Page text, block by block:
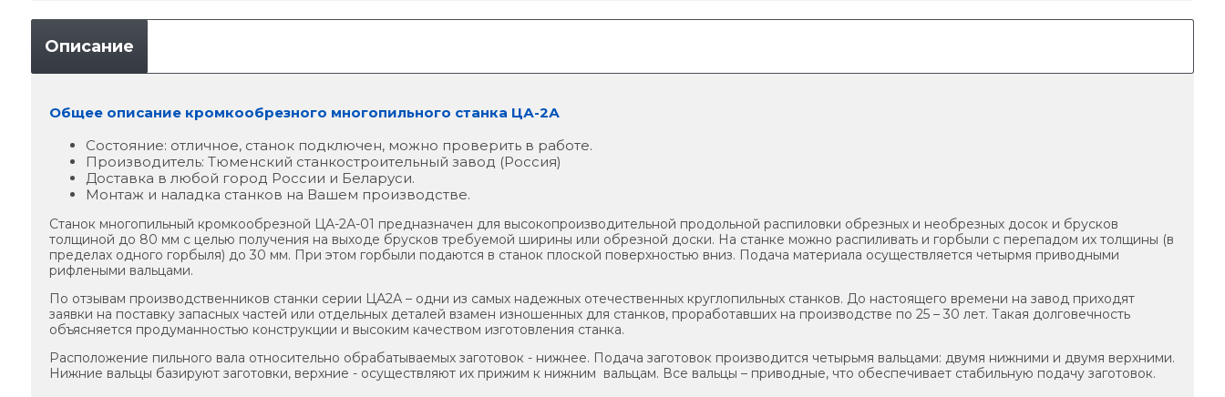
Описание
Общее описание кромкообрезного многопильного станка ЦА-2А
Состояние: отличное, станок подключен, можно проверить в работе.
Производитель: Тюменский станкостроительный завод (Россия)
Доставка в любой город России и Беларуси.
Монтаж и наладка станков на Вашем производстве.
Станок многопильный кромкообрезной ЦА-2А-01 предназначен для высокопроизводительной продольной распиловки обрезных и необрезных досок и брусков
толщиной до 80 мм с целью получения на выходе брусков требуемой ширины или обрезной доски. На станке можно распиливать и горбыли с перепадом их толщины (в
пределах одного горбыля) до 30 мм. При этом горбыли подаются в станок плоской поверхностью вниз. Подача материала осуществляется четырмя приводными
рифлеными вальцами.
По отзывам производственников станки серии ЦА2А – одни из самых надежных отечественных круглопильных станков. До настоящего времени на завод приходят
заявки на поставку запасных частей или отдельных деталей взамен изношенных для станков, проработавших на производстве по 25 – 30 лет. Такая долговечность
объясняется продуманностью конструкции и высоким качеством изготовления станка.
Расположение пильного вала относительно обрабатываемых заготовок - нижнее. Подача заготовок производится четырьмя вальцами: двумя нижними и двумя верхними.
Нижние вальцы базируют заготовки, верхние - осуществляют их прижим к нижним вальцам. Все вальцы – приводные, что обеспечивает стабильную подачу заготовок.